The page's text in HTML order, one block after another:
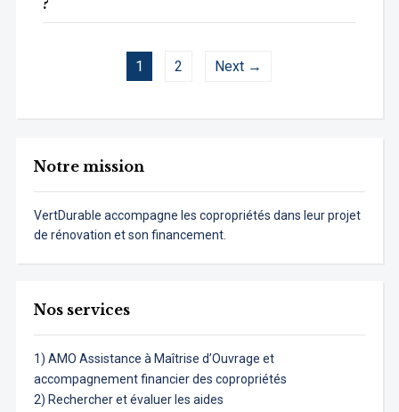
Notre mission
VertDurable accompagne les copropriétés dans leur projet
de rénovation et son financement.
Nos services
1) AMO Assistance à Maîtrise d’Ouvrage et
accompagnement financier des copropriétés
2) Rechercher et évaluer les aides
?
1 2 Next →